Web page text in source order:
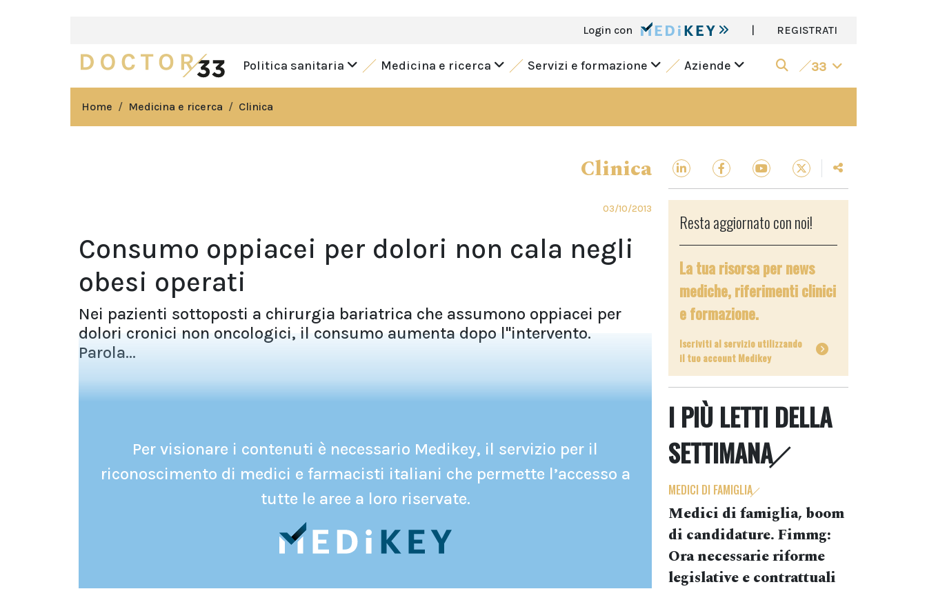
Login con | REGISTRATI
Politica sanitaria Medicina e ricerca Servizi e formazione Aziende 33
Home Medicina e ricerca Clinica
Clinica
03/10/2013
Consumo oppiacei per dolori non cala negli
obesi operati
Nei pazienti sottoposti a chirurgia bariatrica che assumono oppiacei per
dolori cronici non oncologici, il consumo aumenta dopo l''intervento.
Parola...
Per visionare i contenuti è necessario Medikey, il servizio per il
riconoscimento di medici e farmacisti italiani che permette l’accesso a
tutte le aree a loro riservate.
Resta aggiornato con noi!
La tua risorsa per news
mediche, riferimenti clinici
e formazione.
Iscriviti al servizio utilizzando
il tuo account Medikey
I PIÙ LETTI DELLA
SETTIMANA
MEDICI DI FAMIGLIA
Medici di famiglia, boom
di candidature. Fimmg:
Ora necessarie riforme
legislative e contrattuali